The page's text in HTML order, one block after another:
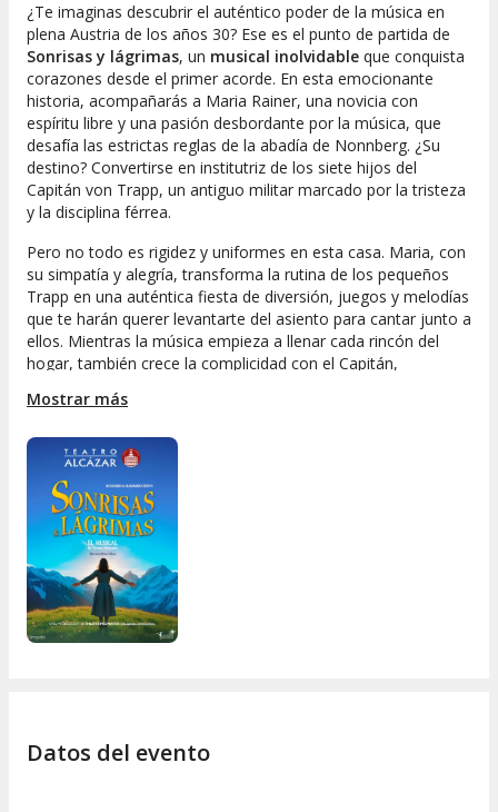
¿Te imaginas descubrir el auténtico poder de la música en
plena Austria de los años 30? Ese es el punto de partida de
Sonrisas y lágrimas, un musical inolvidable que conquista
corazones desde el primer acorde. En esta emocionante
historia, acompañarás a Maria Rainer, una novicia con
espíritu libre y una pasión desbordante por la música, que
desafía las estrictas reglas de la abadía de Nonnberg. ¿Su
destino? Convertirse en institutriz de los siete hijos del
Capitán von Trapp, un antiguo militar marcado por la tristeza
y la disciplina férrea.
Pero no todo es rigidez y uniformes en esta casa. Maria, con
su simpatía y alegría, transforma la rutina de los pequeños
Trapp en una auténtica fiesta de diversión, juegos y melodías
que te harán querer levantarte del asiento para cantar junto a
ellos. Mientras la música empieza a llenar cada rincón del
hogar, también crece la complicidad con el Capitán,
las decisiones más importantes de su vida. Todo esto, en
que añade emoción y profundidad a la trama.
Vive elmusicalSonrisas y lágrimas
su optimismo, sus canciones inolvidables y una historia que
nos recuerda la fuerza del amor, la familia y la esperanza. No
te pierdas la oportunidad de emocionarte y disfrutar de una
de las actividades más entrañables y recomendadas para
todos los públicos. Porque, aunque la vida a veces se
complique, ¡siempre hay espacio para una canción y una
sonrisa!
Mostrar más
Datos del evento